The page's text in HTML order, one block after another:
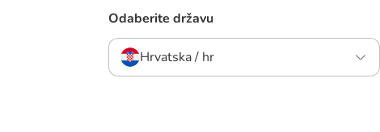
Odaberite državu
Hrvatska / hr